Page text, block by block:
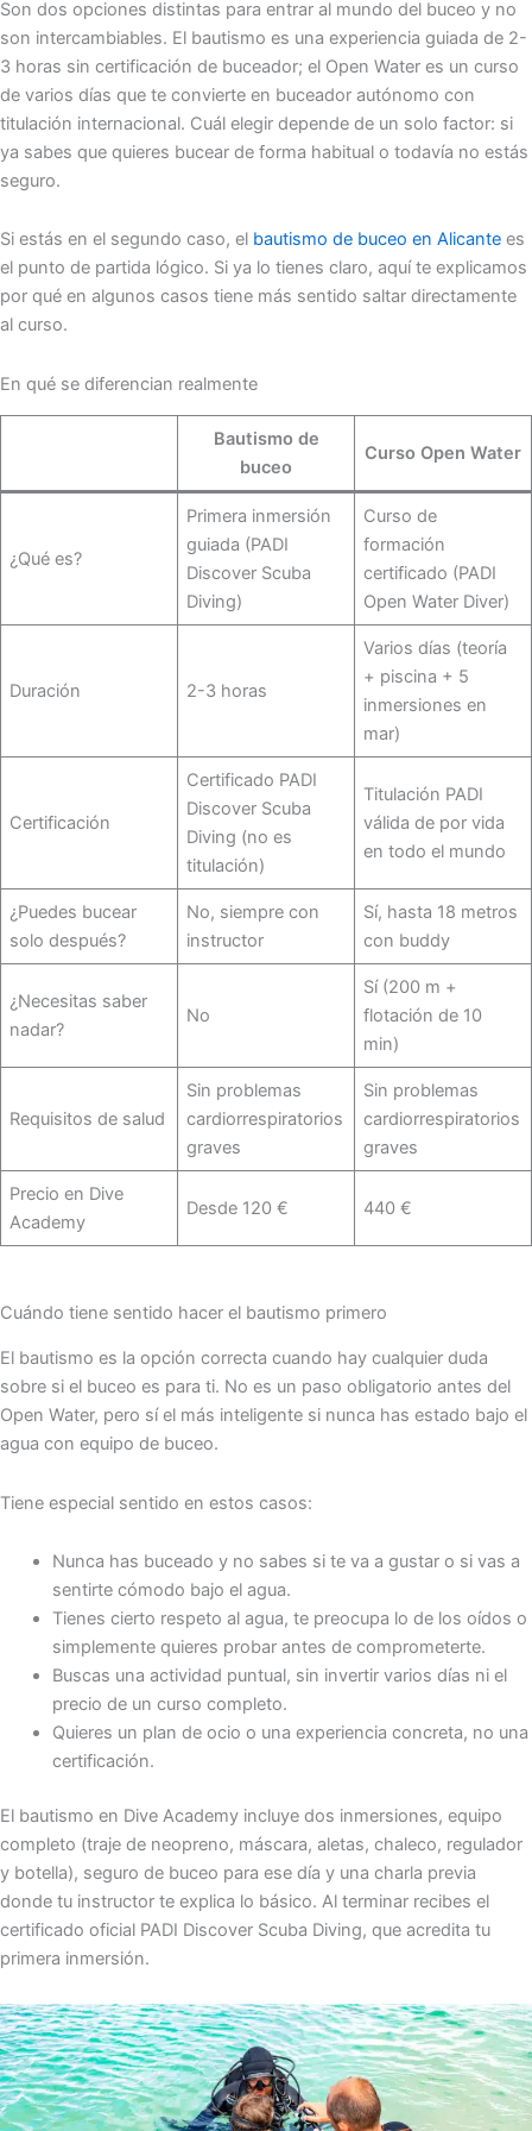
Son dos opciones distintas para entrar al mundo del buceo y no
son intercambiables. El bautismo es una experiencia guiada de 2-
3 horas sin certificación de buceador; el Open Water es un curso
de varios días que te convierte en buceador autónomo con
titulación internacional. Cuál elegir depende de un solo factor: si
ya sabes que quieres bucear de forma habitual o todavía no estás
seguro.
Si estás en el segundo caso, el bautismo de buceo en Alicante es
el punto de partida lógico. Si ya lo tienes claro, aquí te explicamos
por qué en algunos casos tiene más sentido saltar directamente
al curso.
En qué se diferencian realmente
Bautismo de
buceo
Curso Open Water
¿Qué es?
Primera inmersión
guiada (PADI
Discover Scuba
Diving)
Curso de
formación
certificado (PADI
Open Water Diver)
Duración 2-3 horas
Varios días (teoría
+ piscina + 5
inmersiones en
mar)
Certificación
Certificado PADI
Discover Scuba
Diving (no es
titulación)
Titulación PADI
válida de por vida
en todo el mundo
¿Puedes bucear
solo después?
No, siempre con
instructor
Sí, hasta 18 metros
con buddy
¿Necesitas saber
nadar?
No
Sí (200 m +
flotación de 10
min)
Requisitos de salud
Sin problemas
cardiorrespiratorios
graves
Sin problemas
cardiorrespiratorios
graves
Precio en Dive
Academy
Desde 120 € 440 €
Cuándo tiene sentido hacer el bautismo primero
El bautismo es la opción correcta cuando hay cualquier duda
sobre si el buceo es para ti. No es un paso obligatorio antes del
Open Water, pero sí el más inteligente si nunca has estado bajo el
agua con equipo de buceo.
Tiene especial sentido en estos casos:
Nunca has buceado y no sabes si te va a gustar o si vas a
sentirte cómodo bajo el agua.
Tienes cierto respeto al agua, te preocupa lo de los oídos o
simplemente quieres probar antes de comprometerte.
Buscas una actividad puntual, sin invertir varios días ni el
precio de un curso completo.
Quieres un plan de ocio o una experiencia concreta, no una
certificación.
El bautismo en Dive Academy incluye dos inmersiones, equipo
completo (traje de neopreno, máscara, aletas, chaleco, regulador
y botella), seguro de buceo para ese día y una charla previa
donde tu instructor te explica lo básico. Al terminar recibes el
certificado oficial PADI Discover Scuba Diving, que acredita tu
primera inmersión.